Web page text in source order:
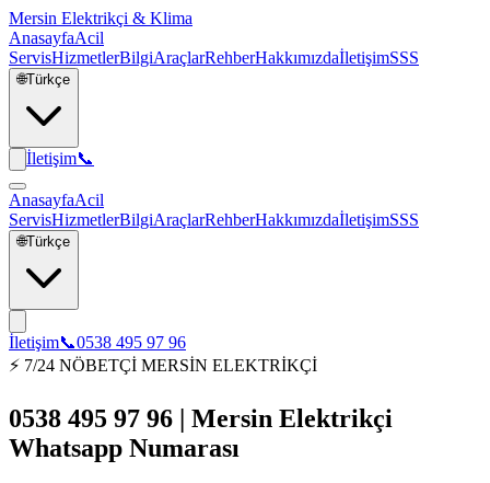
Mersin Elektrikçi & Klima
AnasayfaAcil
ServisHizmetlerBilgiAraçlarRehberHakkımızdaİletişimSSS
🌐Türkçe
İletişim📞
AnasayfaAcil
ServisHizmetlerBilgiAraçlarRehberHakkımızdaİletişimSSS
🌐Türkçe
İletişim📞0538 495 97 96
⚡ 7/24 NÖBETÇİ MERSİN ELEKTRİKÇİ
0538 495 97 96 | Mersin Elektrikçi
Whatsapp Numarası